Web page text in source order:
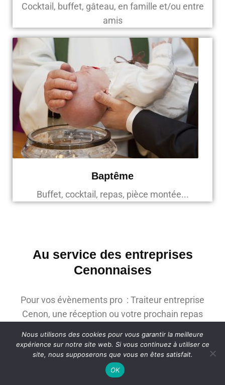
Cocktail, buffet, gâteau, en famille et/ou entre
amis
Baptême
Buffet, cocktail, repas, pièce montée...
Au service des entreprises
Cenonnaises
Pour vos évènements pro : Traiteur entreprise
Cenon, une réception ou votre prochain repas
déjeuner d’entreprise ou d’une pause déjeuner
avec la livraison ponctuelle de plateaux-repas ou
box lunch box. Service de brunch entreprise avec
Nous utilisons des cookies pour vous garantir la meilleure
expérience sur notre site web. Si vous continuez à utiliser ce
site, nous supposerons que vous en êtes satisfait.
OK